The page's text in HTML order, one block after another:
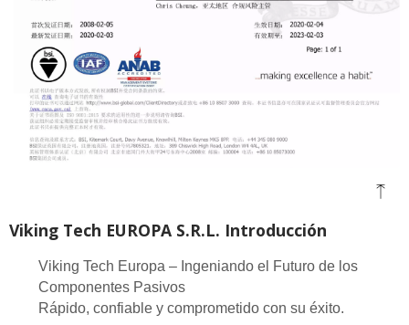
Viking Tech EUROPA S.R.L. Introducción
Viking Tech Europa – Ingeniando el Futuro de los
Componentes Pasivos
Rápido, confiable y comprometido con su éxito.